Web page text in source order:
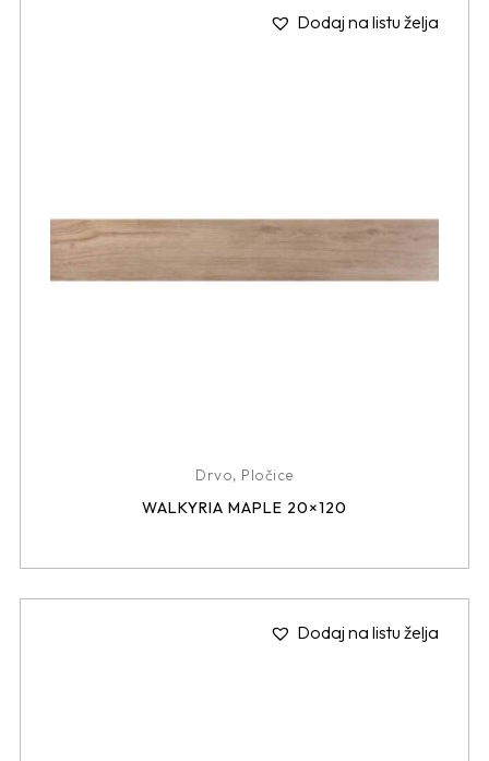
Dodaj na listu želja
Drvo, Pločice
WALKYRIA MAPLE 20×120
Dodaj na listu želja